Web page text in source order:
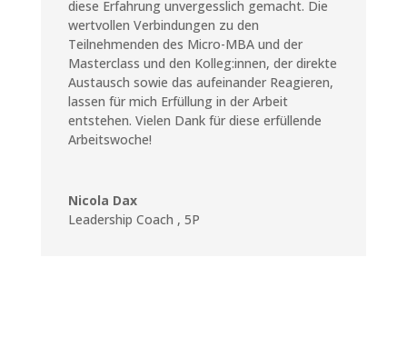
diese Erfahrung unvergesslich gemacht. Die
wertvollen Verbindungen zu den
Teilnehmenden des Micro-MBA und der
Masterclass und den Kolleg:innen, der direkte
Austausch sowie das aufeinander Reagieren,
lassen für mich Erfüllung in der Arbeit
entstehen. Vielen Dank für diese erfüllende
Arbeitswoche!
Nicola Dax
Leadership Coach , 5P